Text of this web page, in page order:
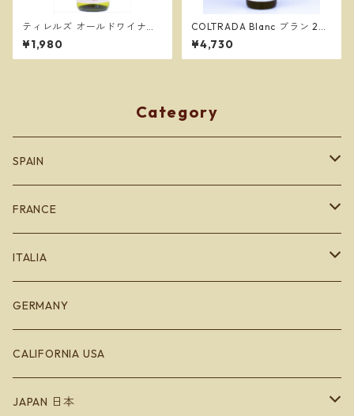
ティレルズ オールドワイナリ
ー シャルドネ 2025／TYRREL
L’S
¥1,980
COLTRADA Blanc ブラン 20
23／コルトラーダ
¥4,730
Category
SPAIN
カタルーニャ地方
バスク地方
Bodegas Loli Casado
リオハ
Bodegas Loli Casado
ガリシア地方
Raúl Pérez
バレンシア地方
FRANCE
ブルゴーニュ
ボルドー
ラングドッグ
アルザス
ITALIA
エミリオロマーニャ
GERMANY
CALIFORNIA USA
JAPAN 日本